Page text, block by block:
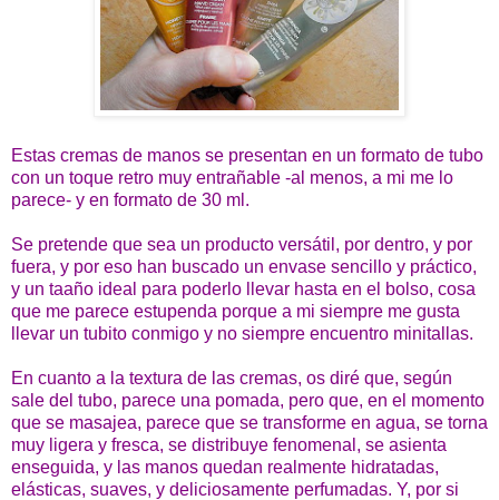
Estas cremas de manos se presentan en un formato de tubo
con un toque retro muy entrañable -al menos, a mi me lo
parece- y en formato de 30 ml.
Se pretende que sea un producto versátil, por dentro, y por
fuera, y por eso han buscado un envase sencillo y práctico,
y un taaño ideal para poderlo llevar hasta en el bolso, cosa
que me parece estupenda porque a mi siempre me gusta
llevar un tubito conmigo y no siempre encuentro minitallas.
En cuanto a la textura de las cremas, os diré que, según
sale del tubo, parece una pomada, pero que, en el momento
que se masajea, parece que se transforme en agua, se torna
muy ligera y fresca, se distribuye fenomenal, se asienta
enseguida, y las manos quedan realmente hidratadas,
elásticas, suaves, y deliciosamente perfumadas. Y, por si